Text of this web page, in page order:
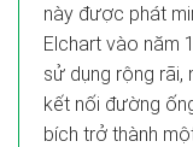
này được phát
Elchart vào năm
sử dụng rộng rãi,
kết nối đường
bích trở thành